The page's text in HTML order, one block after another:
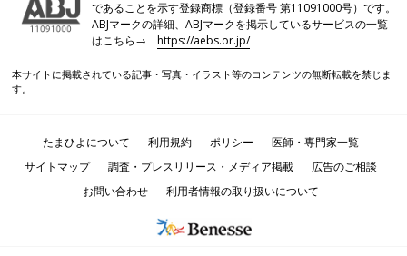
であることを示す登録商標（登録番号 第11091000号）です。
ABJマークの詳細、ABJマークを掲示しているサービスの一覧
はこちら→https://aebs.or.jp/
本サイトに掲載されている記事・写真・イラスト等のコンテンツの無断転載を禁じま
す。
たまひよについて 利用規約 ポリシー
医師・専門家一覧
サイトマップ
調査・プレスリリース・メディア掲載
広告のご相談
お問い合わせ
利用者情報の取り扱いについて